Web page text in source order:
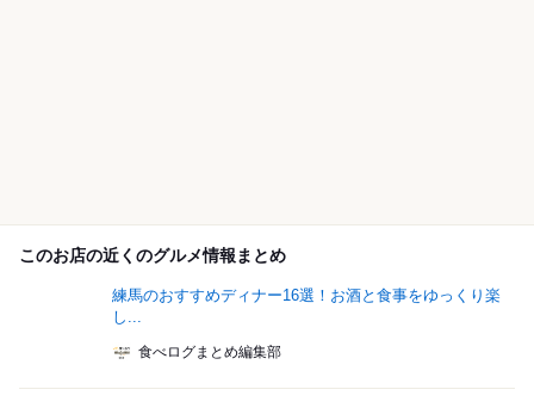
このお店の近くのグルメ情報まとめ
練馬のおすすめディナー16選！お酒と食事をゆっくり楽
し...
食べログまとめ編集部